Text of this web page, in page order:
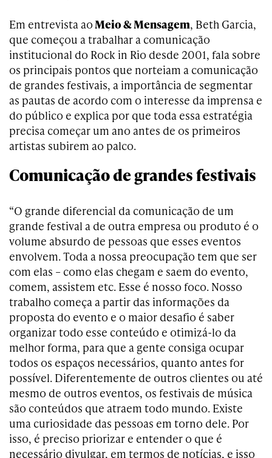
Em entrevista ao Meio & Mensagem, Beth Garcia,
que começou a trabalhar a comunicação
institucional do Rock in Rio desde 2001, fala sobre
os principais pontos que norteiam a comunicação
de grandes festivais, a importância de segmentar
as pautas de acordo com o interesse da imprensa e
do público e explica por que toda essa estratégia
precisa começar um ano antes de os primeiros
artistas subirem ao palco.
Comunicação de grandes festivais
“O grande diferencial da comunicação de um
grande festival a de outra empresa ou produto é o
volume absurdo de pessoas que esses eventos
envolvem. Toda a nossa preocupação tem que ser
com elas – como elas chegam e saem do evento,
comem, assistem etc. Esse é nosso foco. Nosso
trabalho começa a partir das informações da
proposta do evento e o maior desafio é saber
organizar todo esse conteúdo e otimizá-lo da
melhor forma, para que a gente consiga ocupar
todos os espaços necessários, quanto antes for
possível. Diferentemente de outros clientes ou até
mesmo de outros eventos, os festivais de música
são conteúdos que atraem todo mundo. Existe
uma curiosidade das pessoas em torno dele. Por
isso, é preciso priorizar e entender o que é
necessário divulgar, em termos de notícias, e isso